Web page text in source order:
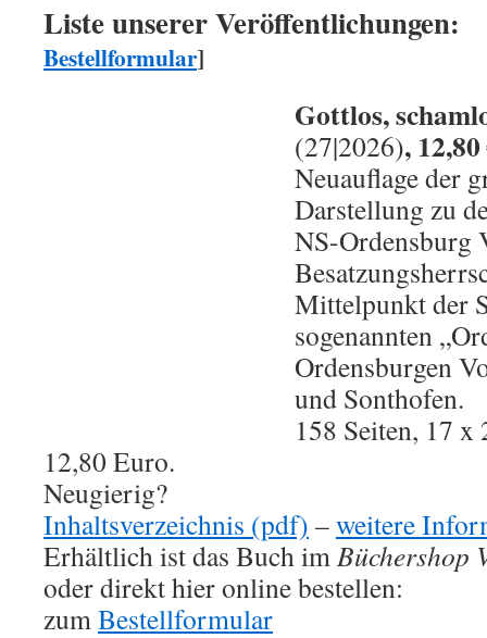
Liste unserer Veröffentlichungen
Bestellformular]
Gottlos,
(27|2026),
Neuauflage der
Darstellung zu
NS-Ordensburg
Mittelpunkt der
sogenannten
Ordensburgen
und Sonthofen.
158 Seiten, 17 x
12,80 Euro.
Neugierig?
Inhaltsverzeichnis (pdf) –weitere
Erhältlich ist das Buch imBüchershop
oder direkt hier online bestellen:
zumBestellformular